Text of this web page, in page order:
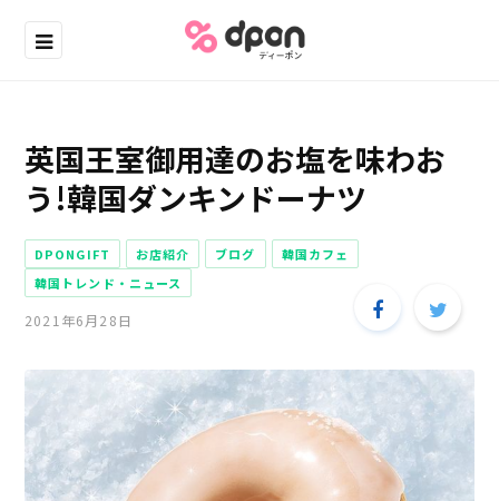
DPONGIFT お店紹介 ブログ
韓国カフェ
韓国トレンド・ニュース
英国王室御用達のお塩を味わお
う!韓国ダンキンドーナツ
2021年6月28日